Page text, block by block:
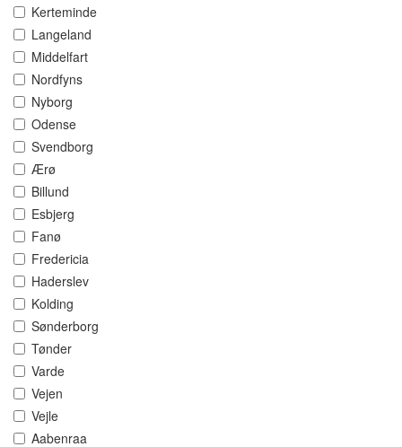
Kerteminde
Langeland
Middelfart
Nordfyns
Nyborg
Odense
Svendborg
Ærø
Billund
Esbjerg
Fanø
Fredericia
Haderslev
Kolding
Sønderborg
Tønder
Varde
Vejen
Vejle
Aabenraa